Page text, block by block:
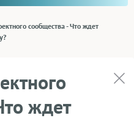
сообщества - Что ждет
ждет